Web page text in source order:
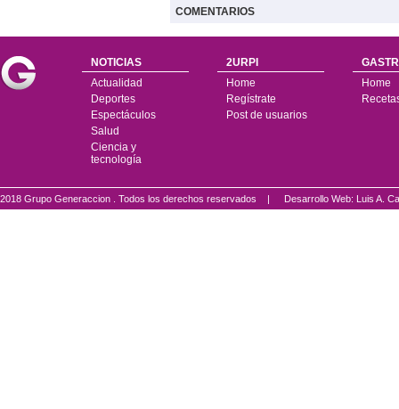
COMENTARIOS
NOTICIAS
Actualidad
Deportes
Espectáculos
Salud
Ciencia y
tecnología
2URPI
Home
Regístrate
Post de usuarios
Home
2018 Grupo Generaccion . Todos los derechos reservados | Desarrollo Web: Luis